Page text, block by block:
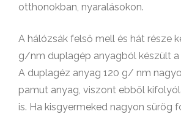
otthonokban, nyaralásokon.
A hálózsák felső mell és hát része
g/nm duplagép anyagból készült
A duplagéz anyag 120 g/ nm
pamut anyag, viszont ebből
is. Ha kisgyermeked nagyon sürög